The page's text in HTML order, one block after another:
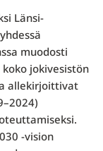
Länsi-
muodosti
jokivesistön
allekirjoittivat
-vision